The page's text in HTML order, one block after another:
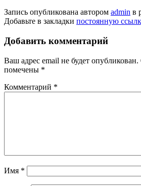
Запись опубликована автором admin в
Добавьте в закладки постоянную
Добавить комментарий
Ваш адрес email не будет опубликован.
помечены *
Комментарий *
Имя *